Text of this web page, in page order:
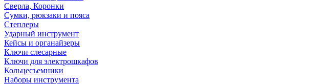
Сверла, Коронки
Сумки, рюкзаки и пояса
Степлеры
Ударный инструмент
Кейсы и органайзеры
Ключи слесарные
Ключи для электрошкафов
Кольцесъемники
Наборы инструмента